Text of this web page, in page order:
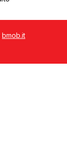
bmob.it